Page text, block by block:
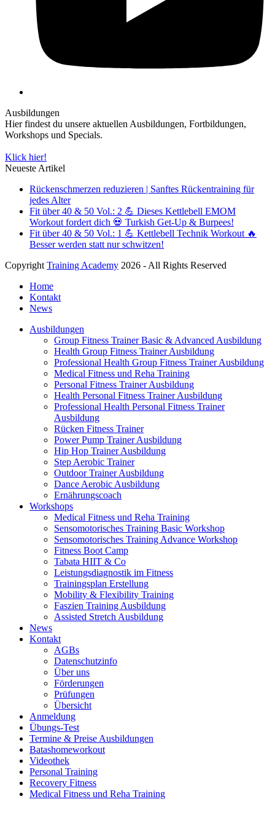
Ausbildungen
Hier findest du unsere aktuellen Ausbildungen, Fortbildungen,
Workshops und Specials.
Klick hier!
Neueste Artikel
Rückenschmerzen reduzieren | Sanftes Rückentraining für
jedes Alter
Fit über 40 & 50 Vol.: 2 💪 Dieses Kettlebell EMOM
Workout fordert dich 💀 Turkish Get-Up & Burpees!
Fit über 40 & 50 Vol.: 1 💪 Kettlebell Technik Workout 🔥
Besser werden statt nur schwitzen!
Copyright Training Academy 2026 - All Rights Reserved
Home
Kontakt
News
Ausbildungen
Group Fitness Trainer Basic & Advanced Ausbildung
Health Group Fitness Trainer Ausbildung
Professional Health Group Fitness Trainer Ausbildung
Medical Fitness und Reha Training
Personal Fitness Trainer Ausbildung
Health Personal Fitness Trainer Ausbildung
Professional Health Personal Fitness Trainer
Ausbildung
Rücken Fitness Trainer
Power Pump Trainer Ausbildung
Hip Hop Trainer Ausbildung
Step Aerobic Trainer
Outdoor Trainer Ausbildung
Dance Aerobic Ausbildung
Ernährungscoach
Workshops
Medical Fitness und Reha Training
Sensomotorisches Training Basic Workshop
Sensomotorisches Training Advance Workshop
Fitness Boot Camp
Tabata HIIT & Co
Leistungsdiagnostik im Fitness
Trainingsplan Erstellung
Mobility & Flexibility Training
Faszien Training Ausbildung
Assisted Stretch Ausbildung
News
Kontakt
AGBs
Datenschutzinfo
Über uns
Förderungen
Prüfungen
Übersicht
Anmeldung
Übungs-Test
Termine & Preise Ausbildungen
Batashomeworkout
Videothek
Personal Training
Recovery Fitness
Medical Fitness und Reha Training